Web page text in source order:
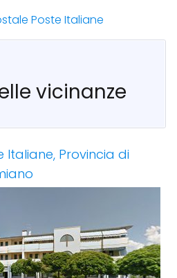
vicinanze
Italiane, Provincia di